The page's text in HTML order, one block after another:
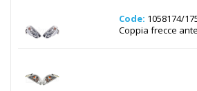
Code: 1058174/
Coppia frecce